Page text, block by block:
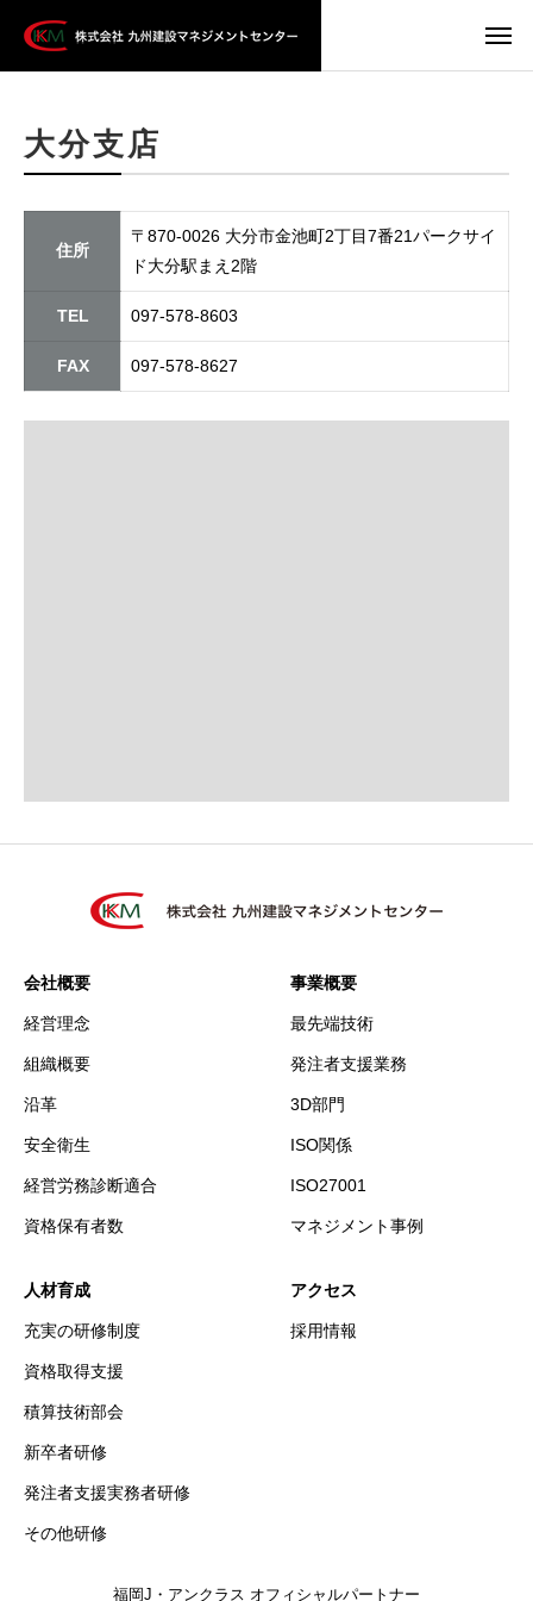
大分支店
住所
〒870-0026 大分市金池町2丁目7番21パークサイ
ド大分駅まえ2階
TEL 097-578-8603
FAX 097-578-8627
会社概要
経営理念
組織概要
沿革
安全衛生
経営労務診断適合
資格保有者数
事業概要
最先端技術
発注者支援業務
3D部門
ISO関係
ISO27001
マネジメント事例
人材育成
充実の研修制度
資格取得支援
積算技術部会
新卒者研修
発注者支援実務者研修
その他研修
アクセス
採用情報
福岡J・アンクラス オフィシャルパートナー